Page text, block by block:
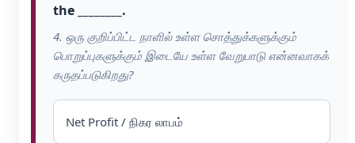
the ________.
4. ஒரு குறிப்பிட்ட நாளில் உள்ள சொத்துக்களுக்கும்
பொறுப்புகளுக்கும் இடையே உள்ள வேறுபாடு என்னவாகக்
கருதப்படுகிறது?
Net Profit / நிகர லாபம்